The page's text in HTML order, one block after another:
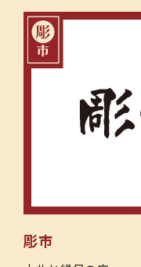
彫市